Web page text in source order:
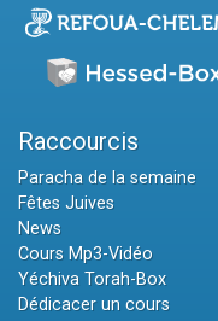
Raccourcis
Paracha de la semaine
Fêtes Juives
News
Cours Mp3-Vidéo
Yéchiva Torah-Box
Dédicacer un cours